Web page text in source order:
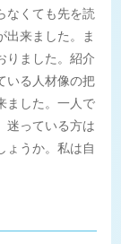
なくても先を読
出来ました。ま
りました。紹介
いる人材像の把
ました。一人で
迷っている方は
ょうか。私は自